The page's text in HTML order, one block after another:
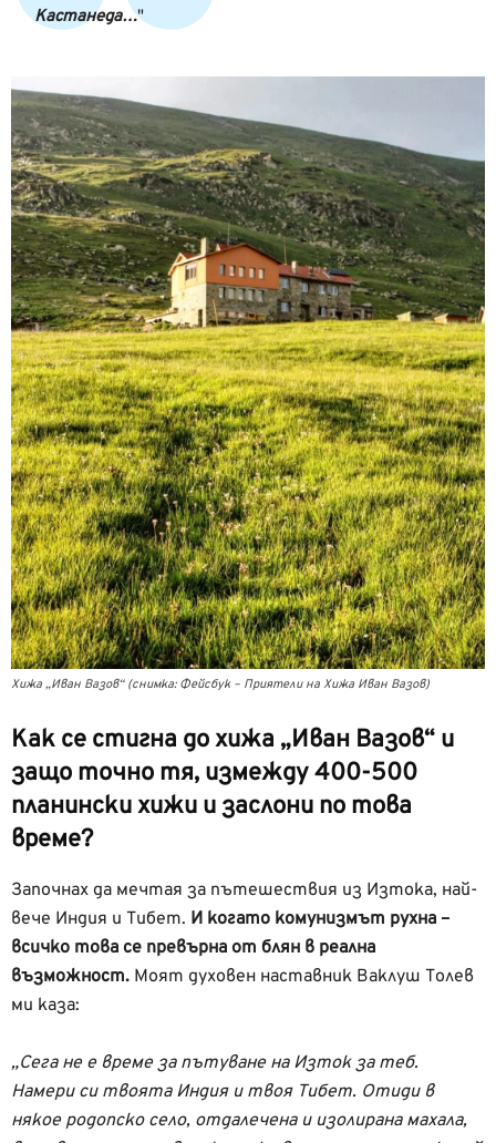
Кастанеда…
Хижа „Иван Вазов“ (снимка: Фейсбук – Приятели на Хижа Иван Вазов)
Как се стигна до хижа „Иван Вазов“ и
защо точно тя, измежду 400-500
планински хижи и заслони по това
време?
Започнах да мечтая за пътешествия из Изтока, най-
вече Индия и Тибет. И когато комунизмът рухна –
всичко това се превърна от блян в реална
възможност. Моят духовен наставник Ваклуш Толев
ми каза:
„Сега не е време за пътуване на Изток за теб.
Намери си твоята Индия и твоя Тибет. Отиди в
някое родопско село, отдалечена и изолирана махала,